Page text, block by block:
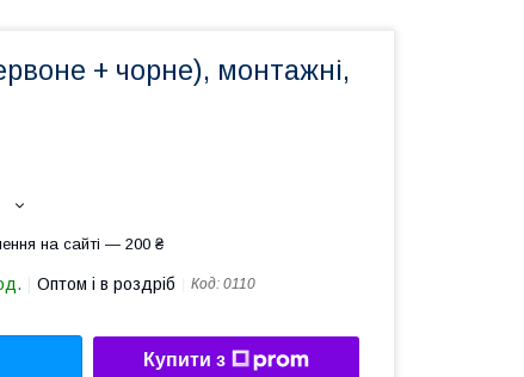
+ чорне), монтажні,
на сайті — 200 ₴
Оптом і в роздріб Код: 0110
Купити з